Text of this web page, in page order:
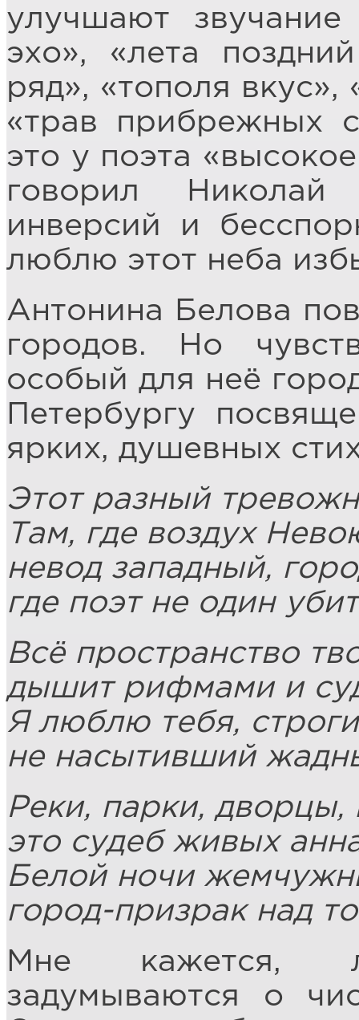
улучшают
эхо», «лета
ряд», «тополя вкус»,
«трав прибрежных
это у поэта
говорил
инверсий и
люблю этот неба
Антонина Белова
городов. Но
особый для неё
Петербургу
ярких, душевных
Этот разный
Там, где воздух
невод западный,
где поэт не один
Всё пространство
дышит рифмами и
Я люблю тебя,
не насытивший
Реки, парки, дворцы,
это судеб живых
Белой ночи
город-призрак над
Мне кажется,
задумываются о